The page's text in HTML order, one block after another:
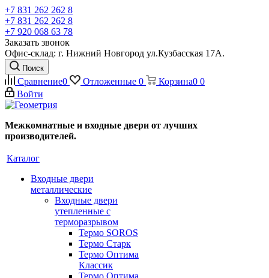
+7 831 262 262 8
+7 831 262 262 8
+7 920 068 63 78
Заказать звонок
Офис-склад: г. Нижний Новгород ул.Кузбасская 17А.
Поиск
Сравнение0 Отложенные 0 Корзина0 0
Войти
Межкомнатные и входные двери от лучших
производителей.
Каталог
Входные двери
металлические
Входные двери
утепленные с
терморазрывом
Термо SOROS
Термо Старк
Термо Оптима
Классик
Термо Оптима